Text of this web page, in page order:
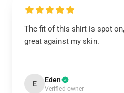
The fit of this shirt is spot
great against my skin.
E Eden
Verified owner